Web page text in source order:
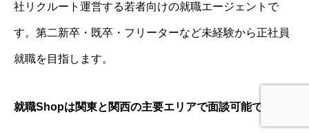
社リクルート運営する若者向けの就職エージェントで
す。第二新卒・既卒・フリーターなど未経験から正社員
就職を目指します。
就職Shopは関東と関西の主要エリアで面談可能です。